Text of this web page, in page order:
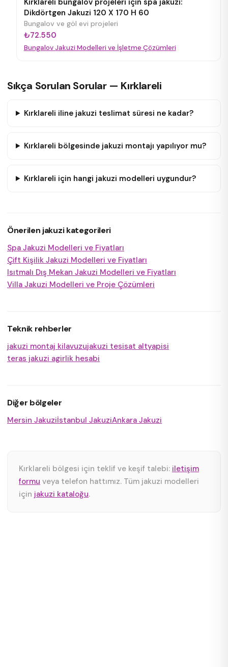
Kırklareli bungalov projeleri için spa jakuzi:
Dikdörtgen Jakuzi 120 X 170 H 60
Bungalov ve göl evi projeleri
₺72.550
Bungalov Jakuzi Modelleri ve İşletme Çözümleri
Sıkça Sorulan Sorular — Kırklareli
Kırklareli iline jakuzi teslimat süresi ne kadar?
Kırklareli bölgesinde jakuzi montajı yapılıyor mu?
Kırklareli için hangi jakuzi modelleri uygundur?
Önerilen jakuzi kategorileri
Spa Jakuzi Modelleri ve Fiyatları
Çift Kişilik Jakuzi Modelleri ve Fiyatları
Isıtmalı Dış Mekan Jakuzi Modelleri ve Fiyatları
Villa Jakuzi Modelleri ve Proje Çözümleri
Teknik rehberler
jakuzi montaj kilavuzujakuzi tesisat altyapisi
teras jakuzi agirlik hesabi
Diğer bölgeler
Mersin Jakuziİstanbul JakuziAnkara Jakuzi
Kırklareli bölgesi için teklif ve keşif talebi: iletişim
formu veya telefon hattımız. Tüm jakuzi modelleri
için jakuzi kataloğu.